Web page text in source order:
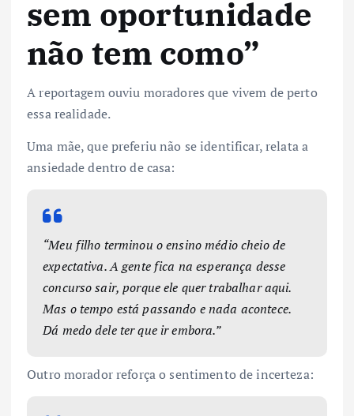
sem oportunidade
não tem como”
A reportagem ouviu moradores que vivem de perto
essa realidade.
Uma mãe, que preferiu não se identificar, relata a
ansiedade dentro de casa:
“Meu filho terminou o ensino médio cheio de
expectativa. A gente fica na esperança desse
concurso sair, porque ele quer trabalhar aqui.
Mas o tempo está passando e nada acontece.
Dá medo dele ter que ir embora.”
Outro morador reforça o sentimento de incerteza: